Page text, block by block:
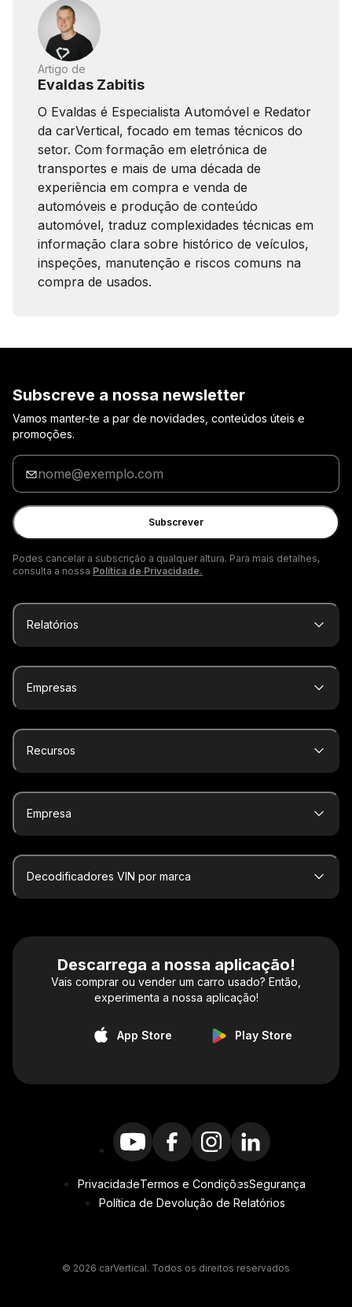
Artigo de
Evaldas Zabitis
O Evaldas é Especialista Automóvel e Redator
da carVertical, focado em temas técnicos do
setor. Com formação em eletrónica de
transportes e mais de uma década de
experiência em compra e venda de
automóveis e produção de conteúdo
automóvel, traduz complexidades técnicas em
informação clara sobre histórico de veículos,
inspeções, manutenção e riscos comuns na
compra de usados.
Subscreve a nossa newsletter
Vamos manter-te a par de novidades, conteúdos úteis e
promoções.
Insira
seu
email
Subscrever
Podes cancelar a subscrição a qualquer altura. Para mais detalhes,
consulta a nossa Política de Privacidade.
Relatórios
Empresas
Recursos
Empresa
Decodificadores VIN por marca
Descarrega a nossa aplicação!
Vais comprar ou vender um carro usado? Então,
experimenta a nossa aplicação!
App Store Play Store
PrivacidadeTermos e CondiçõesSegurança
Política de Devolução de Relatórios
© 2026 carVertical. Todos os direitos reservados